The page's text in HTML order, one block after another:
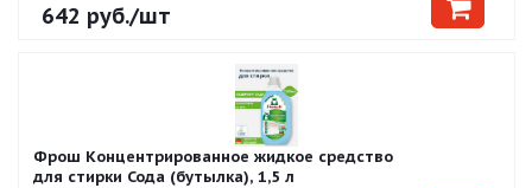
642 руб./шт
Фрош Концентрированное жидкое средство
для стирки Сода (бутылка), 1,5 л